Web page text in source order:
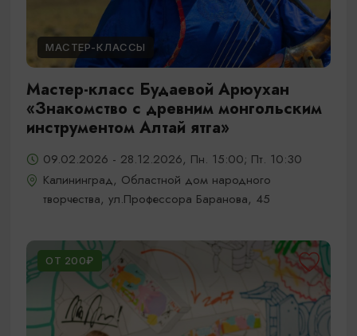
МАСТЕР-КЛАССЫ
Мастер-класс Будаевой Арюухан
«Знакомство с древним монгольским
инструментом Алтай ятга»
09.02.2026 - 28.12.2026, Пн. 15:00; Пт. 10:30
Калининград, Областной дом народного
творчества, ул.Профессора Баранова, 45
ОТ 200₽